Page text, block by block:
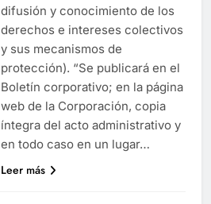
difusión y conocimiento de los
derechos e intereses colectivos
y sus mecanismos de
protección). “Se publicará en el
Boletín corporativo; en la página
web de la Corporación, copia
íntegra del acto administrativo y
en todo caso en un lugar…
Leer más